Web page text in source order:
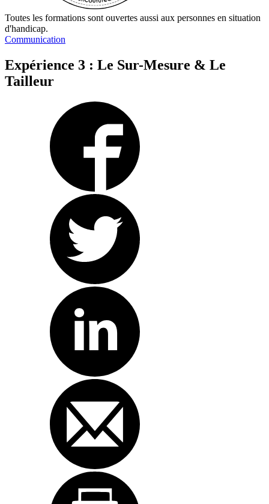
Toutes les formations sont ouvertes aussi aux personnes en situation
d'handicap.
Communication
Expérience 3 : Le Sur-Mesure & Le
Tailleur